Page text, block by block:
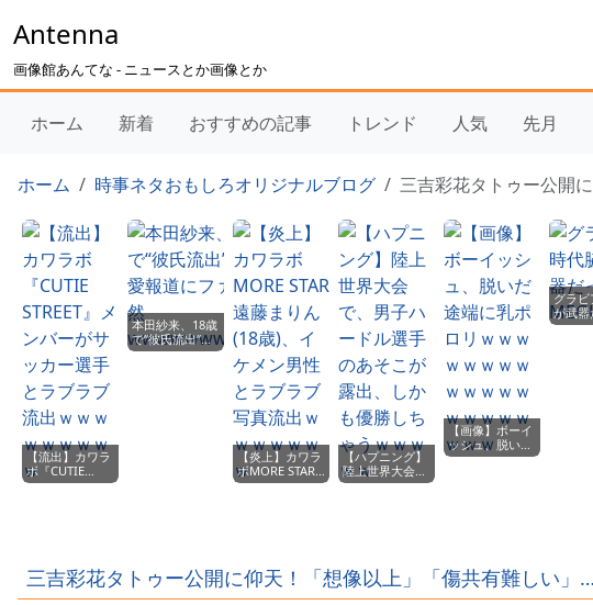
Antenna
画像館あんてな - ニュースとか画像とか
ホーム 新着 おすすめの記事 トレンド 人気 先月
ホーム 時事ネタおもしろオリジナルブログ 三吉彩花タトゥー公開
【流出】カワラ
ボ『CUTIE
STREET』メン
本田紗来、18歳
で“彼氏流出”！
恋愛報道にファ
【炎上】カワラ
ボMORE STAR
遠藤まりん(18
【ハプニング】
陸上世界大会
で、男子ハード
【画像】ボーイ
ッシュ、脱いだ
途端に乳ポロリ
グラビ
が武器
三吉彩花タトゥー公開に仰天！「想像以上」「傷共有難しい